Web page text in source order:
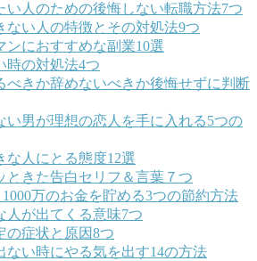
い人のための後悔しない転職方法7つ
ない人の特徴とその対処法9つ
ンにおすすめな副業10選
時の対処法4つ
べきか辞めないべきか後悔せずに判断
い男が理想の恋人を手に入れる5つの
な人にとる態度12選
ときた告白セリフ＆言葉７つ
1000万のお金を貯める3つの節約方法
人が出てくる意味7つ
の症状と原因8つ
ない時にやる気を出す14の方法